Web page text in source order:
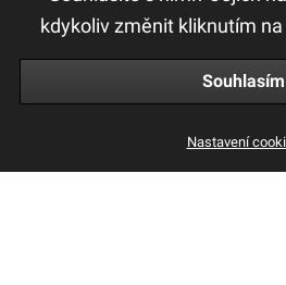
Ochrana osobních údajů
Obchodní a reklamační
kdykoliv změnit kliknutím
Souhlasím
Nastavení